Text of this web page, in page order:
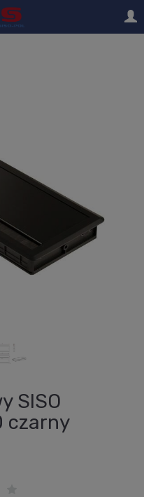
SISO
czarny